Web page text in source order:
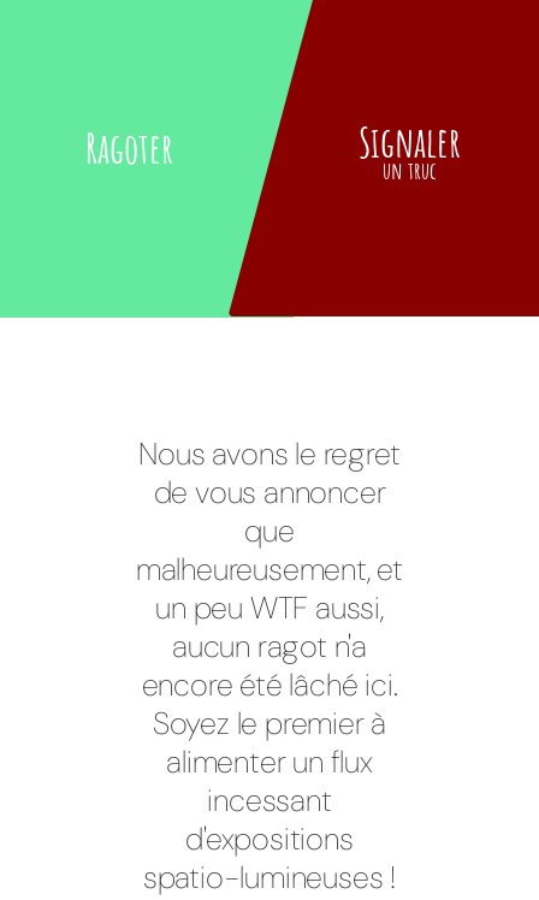
Ragoter Signaler
un truc
Nous avons le regret
de vous annoncer
que
malheureusement, et
un peu WTF aussi,
aucun ragot n'a
encore été lâché ici.
Soyez le premier à
alimenter un flux
incessant
d'expositions
spatio-lumineuses !